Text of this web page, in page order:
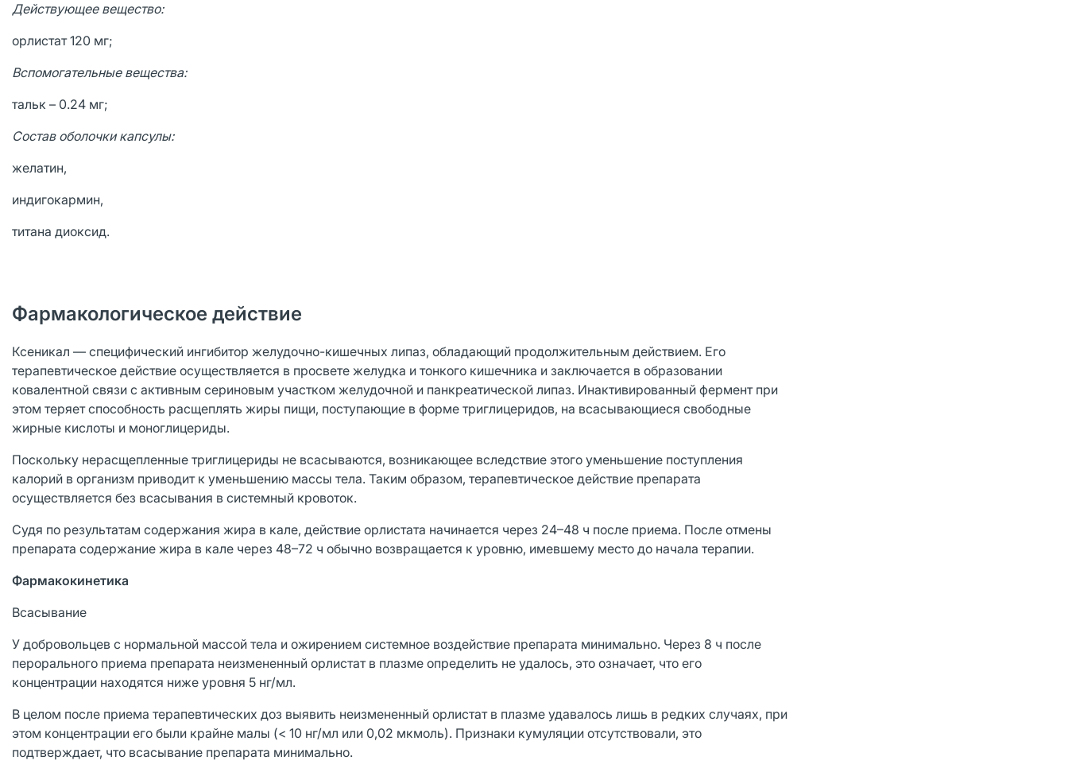
Действующее вещество:
орлистат 120 мг;
Вспомогательные вещества:
тальк – 0.24 мг;
Состав оболочки капсулы:
желатин,
индигокармин,
титана диоксид.
Фармакологическое действие
Ксеникал — специфический ингибитор желудочно-кишечных липаз, обладающий продолжительным действием. Его
терапевтическое действие осуществляется в просвете желудка и тонкого кишечника и заключается в образовании
ковалентной связи с активным сериновым участком желудочной и панкреатической липаз. Инактивированный фермент при
этом теряет способность расщеплять жиры пищи, поступающие в форме триглицеридов, на всасывающиеся свободные
жирные кислоты и моноглицериды.
Поскольку нерасщепленные триглицериды не всасываются, возникающее вследствие этого уменьшение поступления
калорий в организм приводит к уменьшению массы тела. Таким образом, терапевтическое действие препарата
осуществляется без всасывания в системный кровоток.
Судя по результатам содержания жира в кале, действие орлистата начинается через 24–48 ч после приема. После отмены
препарата содержание жира в кале через 48–72 ч обычно возвращается к уровню, имевшему место до начала терапии.
Фармакокинетика
Всасывание
У добровольцев с нормальной массой тела и ожирением системное воздействие препарата минимально. Через 8 ч после
перорального приема препарата неизмененный орлистат в плазме определить не удалось, это означает, что его
концентрации находятся ниже уровня 5 нг/мл.
В целом после приема терапевтических доз выявить неизмененный орлистат в плазме удавалось лишь в редких случаях, при
этом концентрации его были крайне малы (< 10 нг/мл или 0,02 мкмоль). Признаки кумуляции отсутствовали, это
подтверждает, что всасывание препарата минимально.